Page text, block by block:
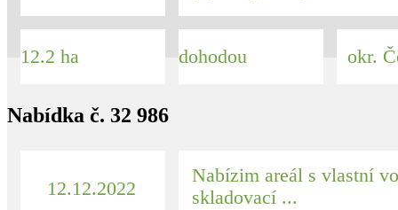
12.2 ha dohodou okr.
Nabídka č. 32 986
12.12.2022
Nabízim areál s vlastní
skladovací ...